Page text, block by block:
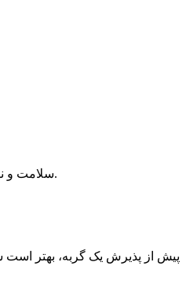
، سلامت و نیازهای رفتاری آن است. اگر قصد دارید از یک گربه نگهداری کنید یا به‌تازگی سرپرستی یک گربه را بر عهده گرفته‌اید، آشنایی با اصول صحیح مراقبت از آن اهمیت زیادی دارد.
پیش از پذیرش یک گربه، بهتر است